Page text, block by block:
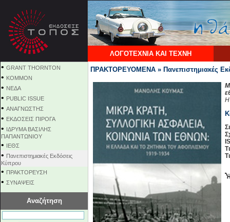
ΛΟΓΟΤΕΧΝΙΑ ΚΑΙ ΤΕΧΝΗ
• GRANT THORNTON
• KOMMON
• NEΔΑ
• PUBLIC ISSUE
• ΑΝΑΓΝΩΣΤΗΣ
• ΕΚΔΟΣΕΙΣ ΠΙΡΟΓΑ
• ΙΔΡΥΜΑ ΒΑΣΙΛΗΣ
ΠΑΠΑΝΤΩΝΙΟΥ
• ΙΕΘΣ
• Πανεπιστημιακές Εκδόσεις
Κύπρου
• ΠΡΑΚΤΟΡΕΥΣΗ
• ΣΥΝΑΨΕΙΣ
Αναζήτηση
ΠΡΑΚΤΟΡΕΥΟΜΕΝΑ » Πανεπιστημιακές